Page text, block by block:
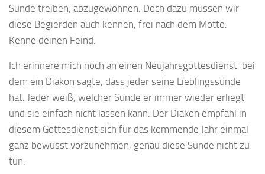
Sünde treiben, abzugewöhnen. Doch dazu müssen wir
diese Begierden auch kennen, frei nach dem Motto:
Kenne deinen Feind.
Ich erinnere mich noch an einen Neujahrsgottesdienst, bei
dem ein Diakon sagte, dass jeder seine Lieblingssünde
hat. Jeder weiß, welcher Sünde er immer wieder erliegt
und sie einfach nicht lassen kann. Der Diakon empfahl in
diesem Gottesdienst sich für das kommende Jahr einmal
ganz bewusst vorzunehmen, genau diese Sünde nicht zu
tun.